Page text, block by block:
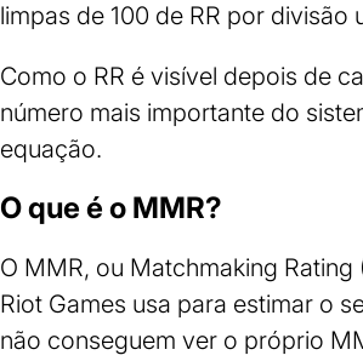
limpas de 100 de RR por divisão
Como o RR é visível depois de
número mais importante do
equação.
O que é o MMR?
O MMR, ou Matchmaking
Riot Games usa para estimar o
não conseguem ver o próprio